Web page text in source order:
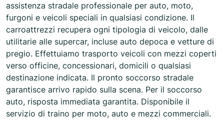
assistenza stradale professionale per auto, moto,
furgoni e veicoli speciali in qualsiasi condizione. Il
carroattrezzi recupera ogni tipologia di veicolo, dalle
utilitarie alle supercar, incluse auto depoca e vetture di
pregio. Effettuiamo trasporto veicoli con mezzi coperti
verso officine, concessionari, domicili o qualsiasi
destinazione indicata. Il pronto soccorso stradale
garantisce arrivo rapido sulla scena. Per il soccorso
auto, risposta immediata garantita. Disponibile il
servizio di traino per moto, auto e mezzi commerciali.